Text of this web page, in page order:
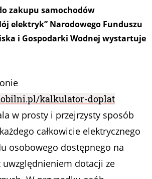
zakupu samochodów
elektryk” Narodowego Funduszu
i Gospodarki Wodnej wystartuje
kalkulator-doplat
w prosty i przejrzysty sposób
całkowicie elektrycznego
osobowego dostępnego na
uwzględnieniem dotacji ze